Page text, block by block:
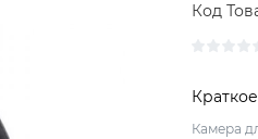
Код
Камера